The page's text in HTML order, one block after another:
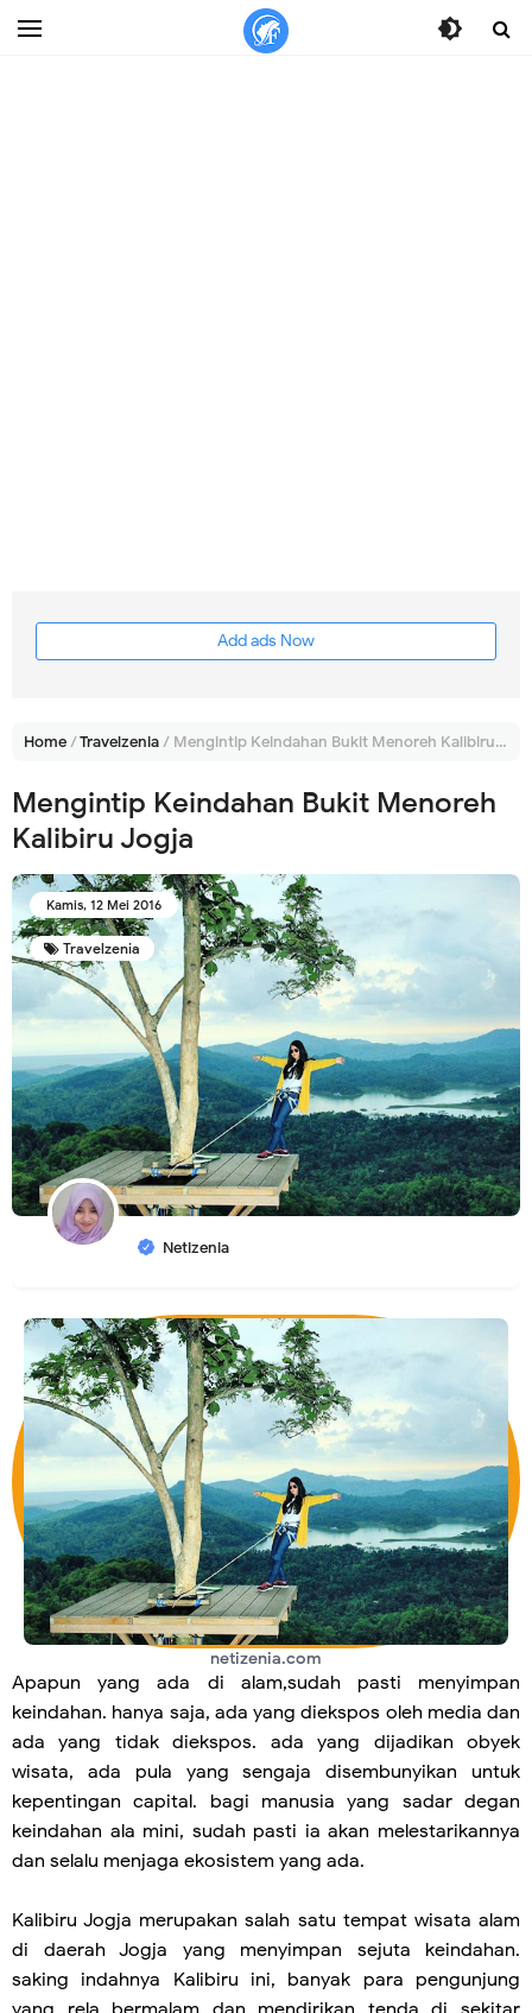
Add ads Now
Home/Travelzenia/ Mengintip Keindahan Bukit Menoreh Kalibiru Jogja
Mengintip Keindahan Bukit Menoreh
Kalibiru Jogja
Netizenia
Kamis, 12 Mei 2016
Travelzenia
netizenia.com
Apapun yang ada di alam,sudah pasti menyimpan
keindahan. hanya saja, ada yang diekspos oleh media dan
ada yang tidak diekspos. ada yang dijadikan obyek
wisata, ada pula yang sengaja disembunyikan untuk
kepentingan capital. bagi manusia yang sadar degan
keindahan ala mini, sudah pasti ia akan melestarikannya
dan selalu menjaga ekosistem yang ada.
Kalibiru Jogja merupakan salah satu tempat wisata alam
di daerah Jogja yang menyimpan sejuta keindahan.
saking indahnya Kalibiru ini, banyak para pengunjung